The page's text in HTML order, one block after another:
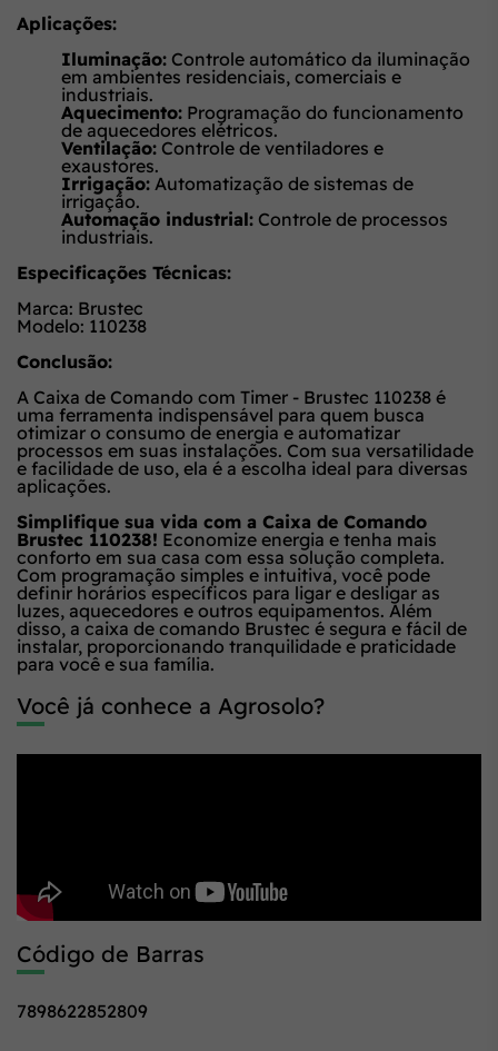
Aplicações:
Iluminação: Controle automático da iluminação
em ambientes residenciais, comerciais e
industriais.
Aquecimento: Programação do funcionamento
de aquecedores elétricos.
Ventilação: Controle de ventiladores e
exaustores.
Irrigação: Automatização de sistemas de
irrigação.
Automação industrial: Controle de processos
industriais.
Especificações Técnicas:
Marca: Brustec
Modelo: 110238
Conclusão:
A Caixa de Comando com Timer - Brustec 110238 é
uma ferramenta indispensável para quem busca
otimizar o consumo de energia e automatizar
processos em suas instalações. Com sua versatilidade
e facilidade de uso, ela é a escolha ideal para diversas
aplicações.
Simplifique sua vida com a Caixa de Comando
Brustec 110238! Economize energia e tenha mais
conforto em sua casa com essa solução completa.
Com programação simples e intuitiva, você pode
definir horários específicos para ligar e desligar as
luzes, aquecedores e outros equipamentos. Além
disso, a caixa de comando Brustec é segura e fácil de
instalar, proporcionando tranquilidade e praticidade
para você e sua família.
Você já conhece a Agrosolo?
Código de Barras
7898622852809